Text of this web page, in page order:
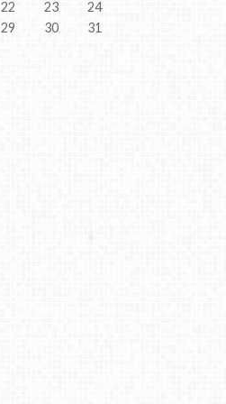
22 23
24
29 30
31